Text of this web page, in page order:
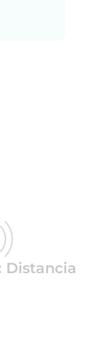
Distancia